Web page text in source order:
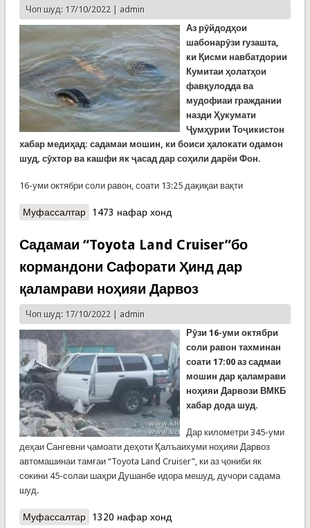
Чоп шуд: 17/10/2022 | admin
Аз рӯйдодҳои
шабонарӯзи гузашта,
ки Қисми навбатдории
Кумитаи ҳолатҳои
фавқулодда ва
мудофиаи граждании
назди Ҳукумати
Ҷумҳурии Тоҷикистон
хабар медиҳад: садамаи мошин, ки боиси ҳалокати одамон
шуд, сӯхтор ва кашфи як ҷасад дар соҳили дарёи Фон.
16-уми октябри соли равон, соати 13:25 дақиқаи вақти
Муфассалтаро Аз хабарҳои дирӯз. Садамаи мошин дар Айнӣ,
ҷасад дар соҳили Фон
1473 нафар хонд
Садамаи “Toyota Land Cruiser”бо
кормандони Сафорати Ҳинд дар
қаламрави ноҳияи Дарвоз
Чоп шуд: 17/10/2022 | admin
Рӯзи 16-уми октябри
соли равон тахминан
соати 17:00 аз садмаи
мошин дар қаламрави
ноҳияи Дарвози ВМКБ
хабар дода шуд.
Дар километри 345-уми
деҳаи Сангевни ҷамоати деҳоти Қалъаихуми ноҳияи Дарвоз
автомашинаи тамғаи “Toyota Land Cruiser”, ки аз ҷониби як
сокини 45-солаи шаҳри Душанбе идора мешуд, дучори садама
шуд.
Муфассалтаро Садамаи “Toyota Land Cruiser”бо кормандони
1320 нафар хонд